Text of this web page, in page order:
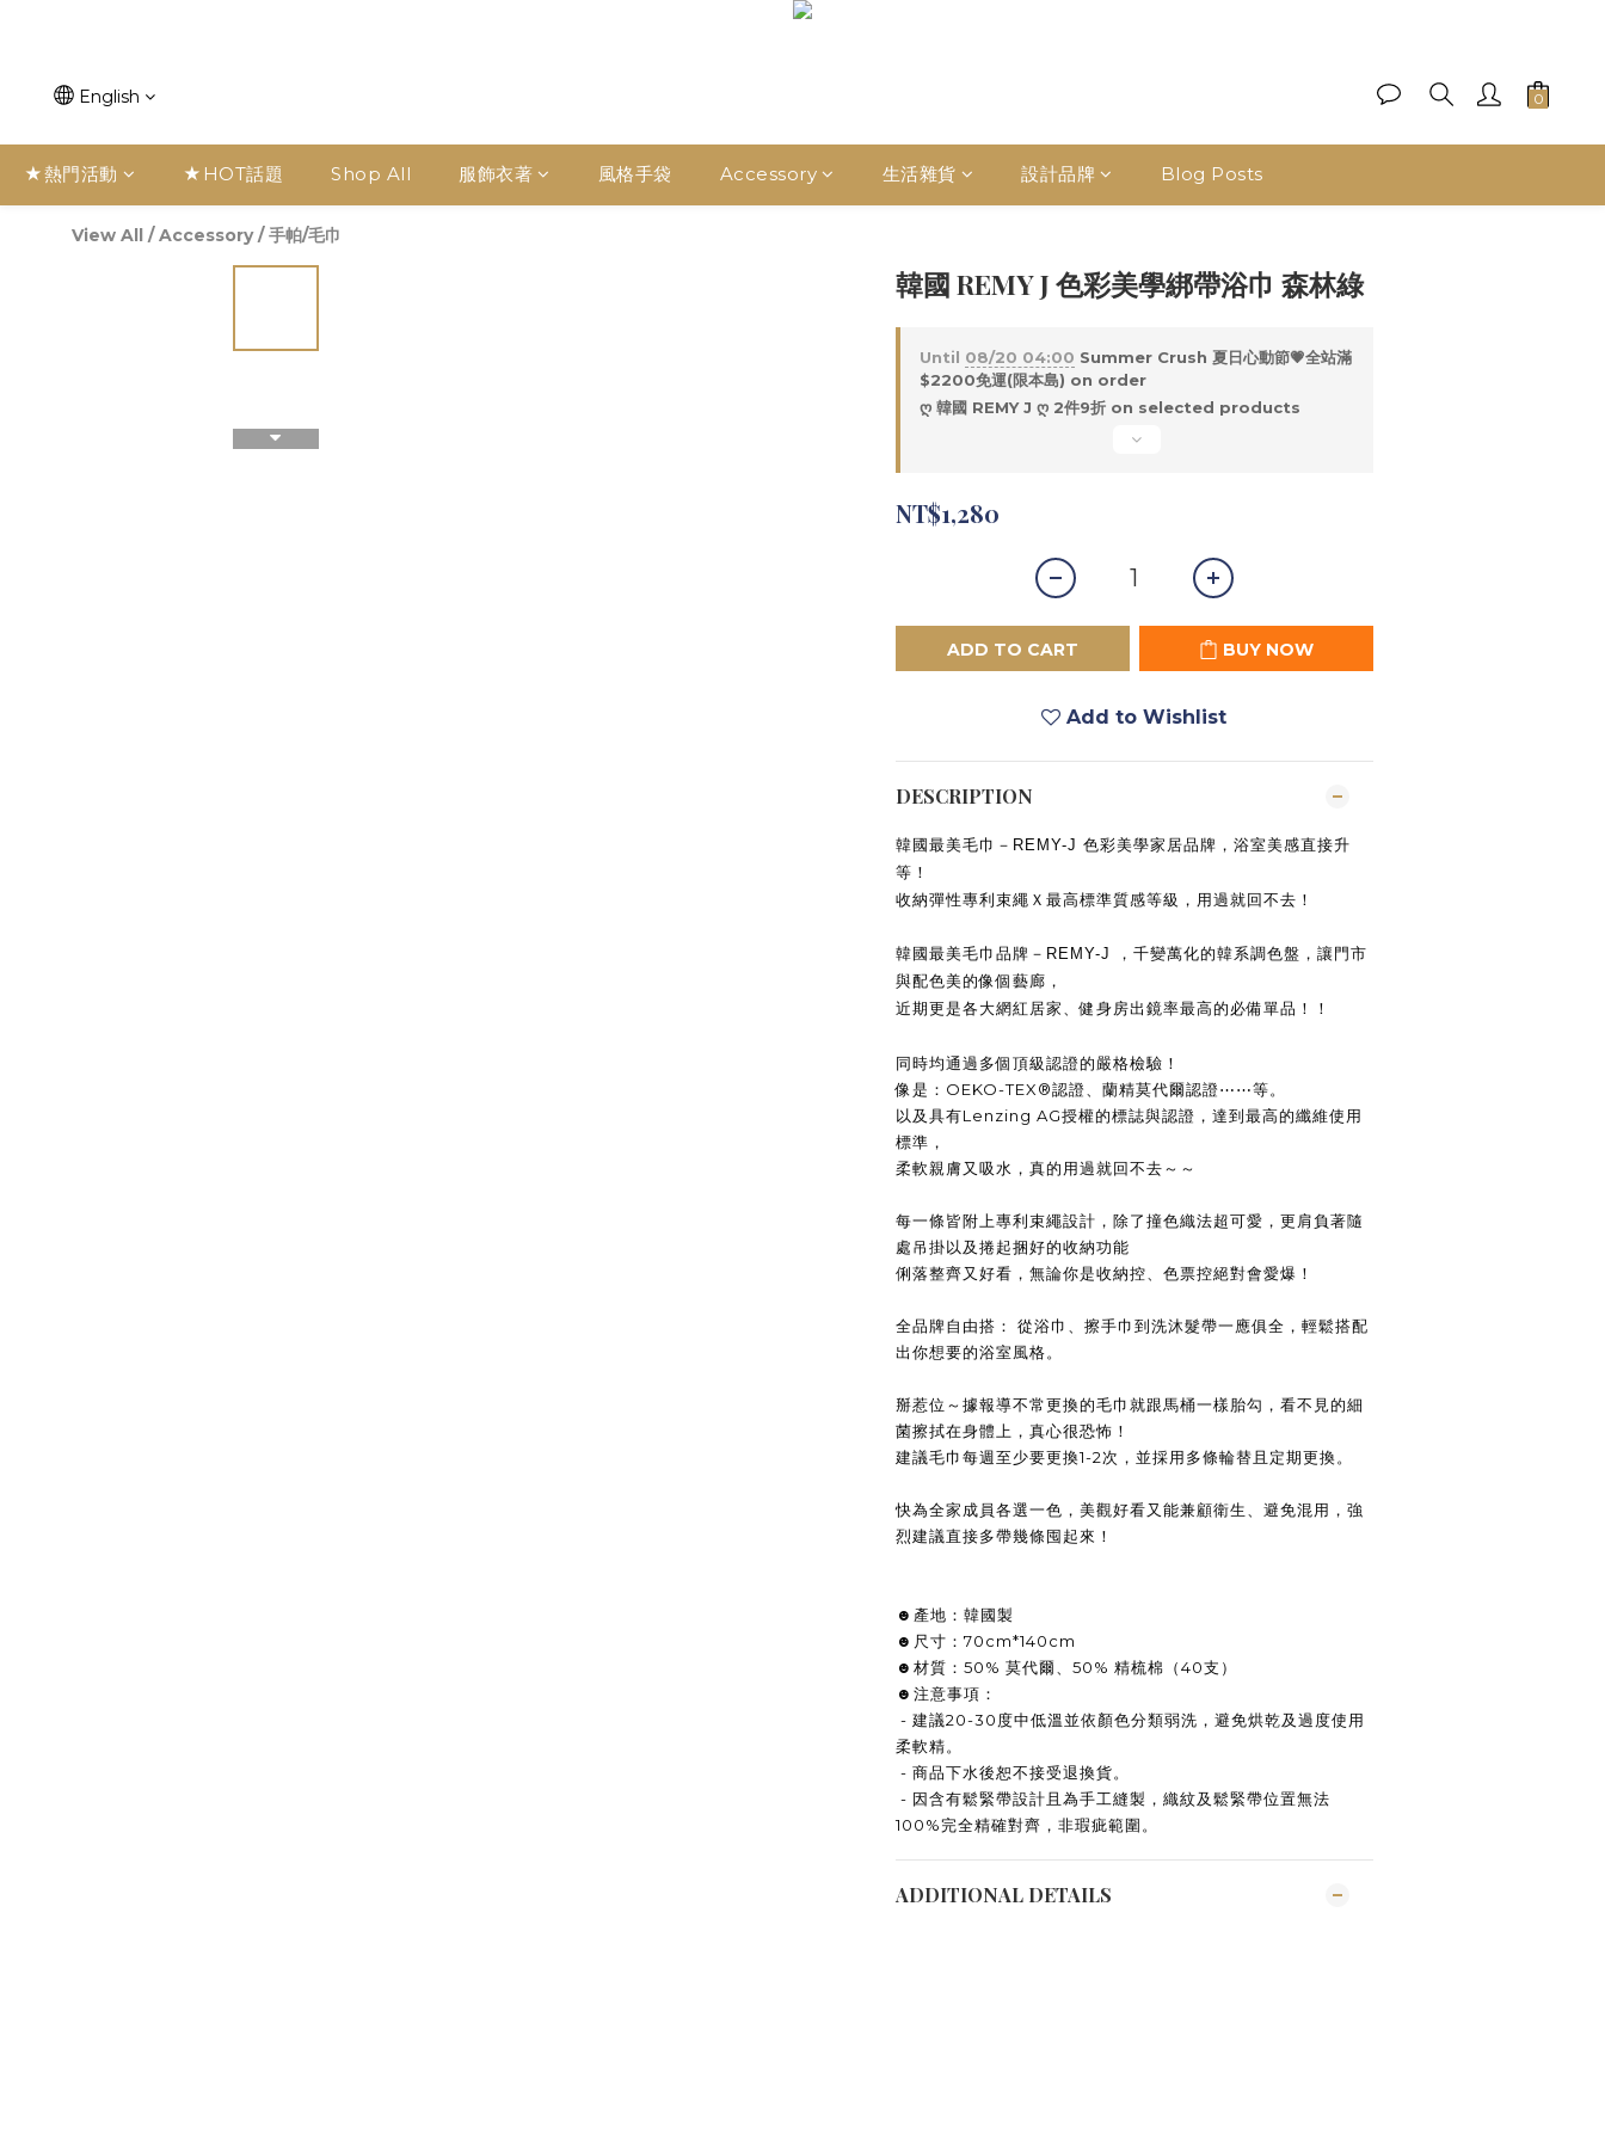
English
★熱門活動 ★HOT話題 Shop All 服飾衣著 風格手袋 Accessory 生活雜貨 設計品牌 Blog Posts
View All /Accessory/手帕/毛巾
韓國 REMY J 色彩美學綁帶浴巾 森林綠
Until 08/20 04:00 Summer Crush 夏日心動節💗全站滿
$2200免運(限本島) on order
ღ 韓國 REMY J ღ 2件9折 on selected products
NT$1,280
ADD TO CART BUY NOW
Add to Wishlist
DESCRIPTION
韓國最美毛巾－REMY-J 色彩美學家居品牌，浴室美感直接升
等！
收納彈性專利束繩Ｘ最高標準質感等級，用過就回不去！
韓國最美毛巾品牌－REMY-J ，千變萬化的韓系調色盤，讓門市
與配色美的像個藝廊，
近期更是各大網紅居家、健身房出鏡率最高的必備單品！！
同時均通過多個頂級認證的嚴格檢驗！
像是：OEKO-TEX®認證、蘭精莫代爾認證⋯⋯等。
以及具有Lenzing AG授權的標誌與認證，達到最高的纖維使用
標準，
柔軟親膚又吸水，真的用過就回不去～～
每一條皆附上專利束繩設計，除了撞色織法超可愛，更肩負著隨
處吊掛以及捲起捆好的收納功能
俐落整齊又好看，無論你是收納控、色票控絕對會愛爆！
全品牌自由搭： 從浴巾、擦手巾到洗沐髮帶一應俱全， 輕鬆搭配
出你想要的浴室風格。
掰惹位～據報導不常更換的毛巾就跟馬桶一樣胎勾， 看不見的細
菌擦拭在身體上，真心很恐怖！
建議毛巾每週至少要更換1-2次，並採用多條輪替且定期更換。
快為全家成員各選一色， 美觀好看又能兼顧衛生、避免混用， 強
烈建議直接多帶幾條囤起來！
☻產地：韓國製
☻尺寸：70cm*140cm
☻材質：50% 莫代爾、50% 精梳棉（40支）
☻注意事項：
- 建議20-30度中低溫並依顏色分類弱洗，避免烘乾及過度使用
柔軟精。
- 商品下水後恕不接受退換貨。
- 因含有鬆緊帶設計且為手工縫製，織紋及鬆緊帶位置無法
100%完全精確對齊，非瑕疵範圍。
ADDITIONAL DETAILS